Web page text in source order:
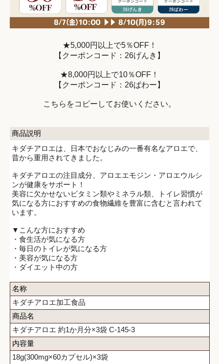
★5,000円以上で5％OFF！
【クーポンコード：26げんき】
★8,000円以上で10％OFF！
【クーポンコード：26ぱわー】
こちらをコピーしてお使いください。
商品説明
キダチアロエは、日本でおなじみの一番有名なアロエで、
昔から重用されてきました。
キダチアロエの注目成分、アロエエモジン・アロエウルシ
ンが健康をサポート！
美容に欠かせないビタミン類やミネラル類、トイレ習慣が
気になる方におすすめの食物繊維を豊富に含むと言われて
います。
▼こんな方におすすめ
・食生活が気になる方
・毎日のトイレが気になる方
・美容が気になる方
・ダイエット中の方
名称
キダチアロエ加工食品
商品名
キダチアロエ 約1か月分×3袋 C-145-3
内容量
18g(300mg×60カプセル)×3袋